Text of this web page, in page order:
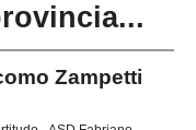
Zampetti